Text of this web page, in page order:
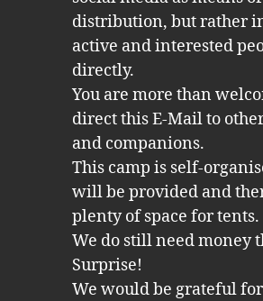
distribution, but rather
active and interested
directly.
You are more than
direct this E-Mail to
and companions.
This camp is self-
will be provided and
plenty of space for tents.
We do still need money
Surprise!
We would be grateful